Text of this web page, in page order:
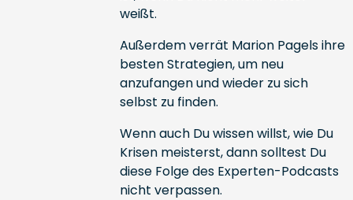
weißt.
Außerdem verrät Marion Pagels ihre
besten Strategien, um neu
anzufangen und wieder zu sich
selbst zu finden.
Wenn auch Du wissen willst, wie Du
Krisen meisterst, dann solltest Du
diese Folge des Experten-Podcasts
nicht verpassen.